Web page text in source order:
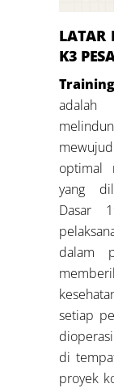
LATAR
K3
optimal
yang
Dasar
dalam
setiap
di
proyek